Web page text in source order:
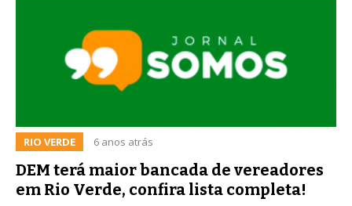
RIO VERDE 6 anos atrás
DEM terá maior bancada de vereadores
em Rio Verde, confira lista completa!